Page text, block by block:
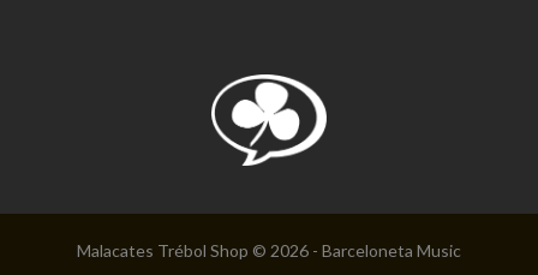
Malacates Trébol Shop © 2026 - Barceloneta Music